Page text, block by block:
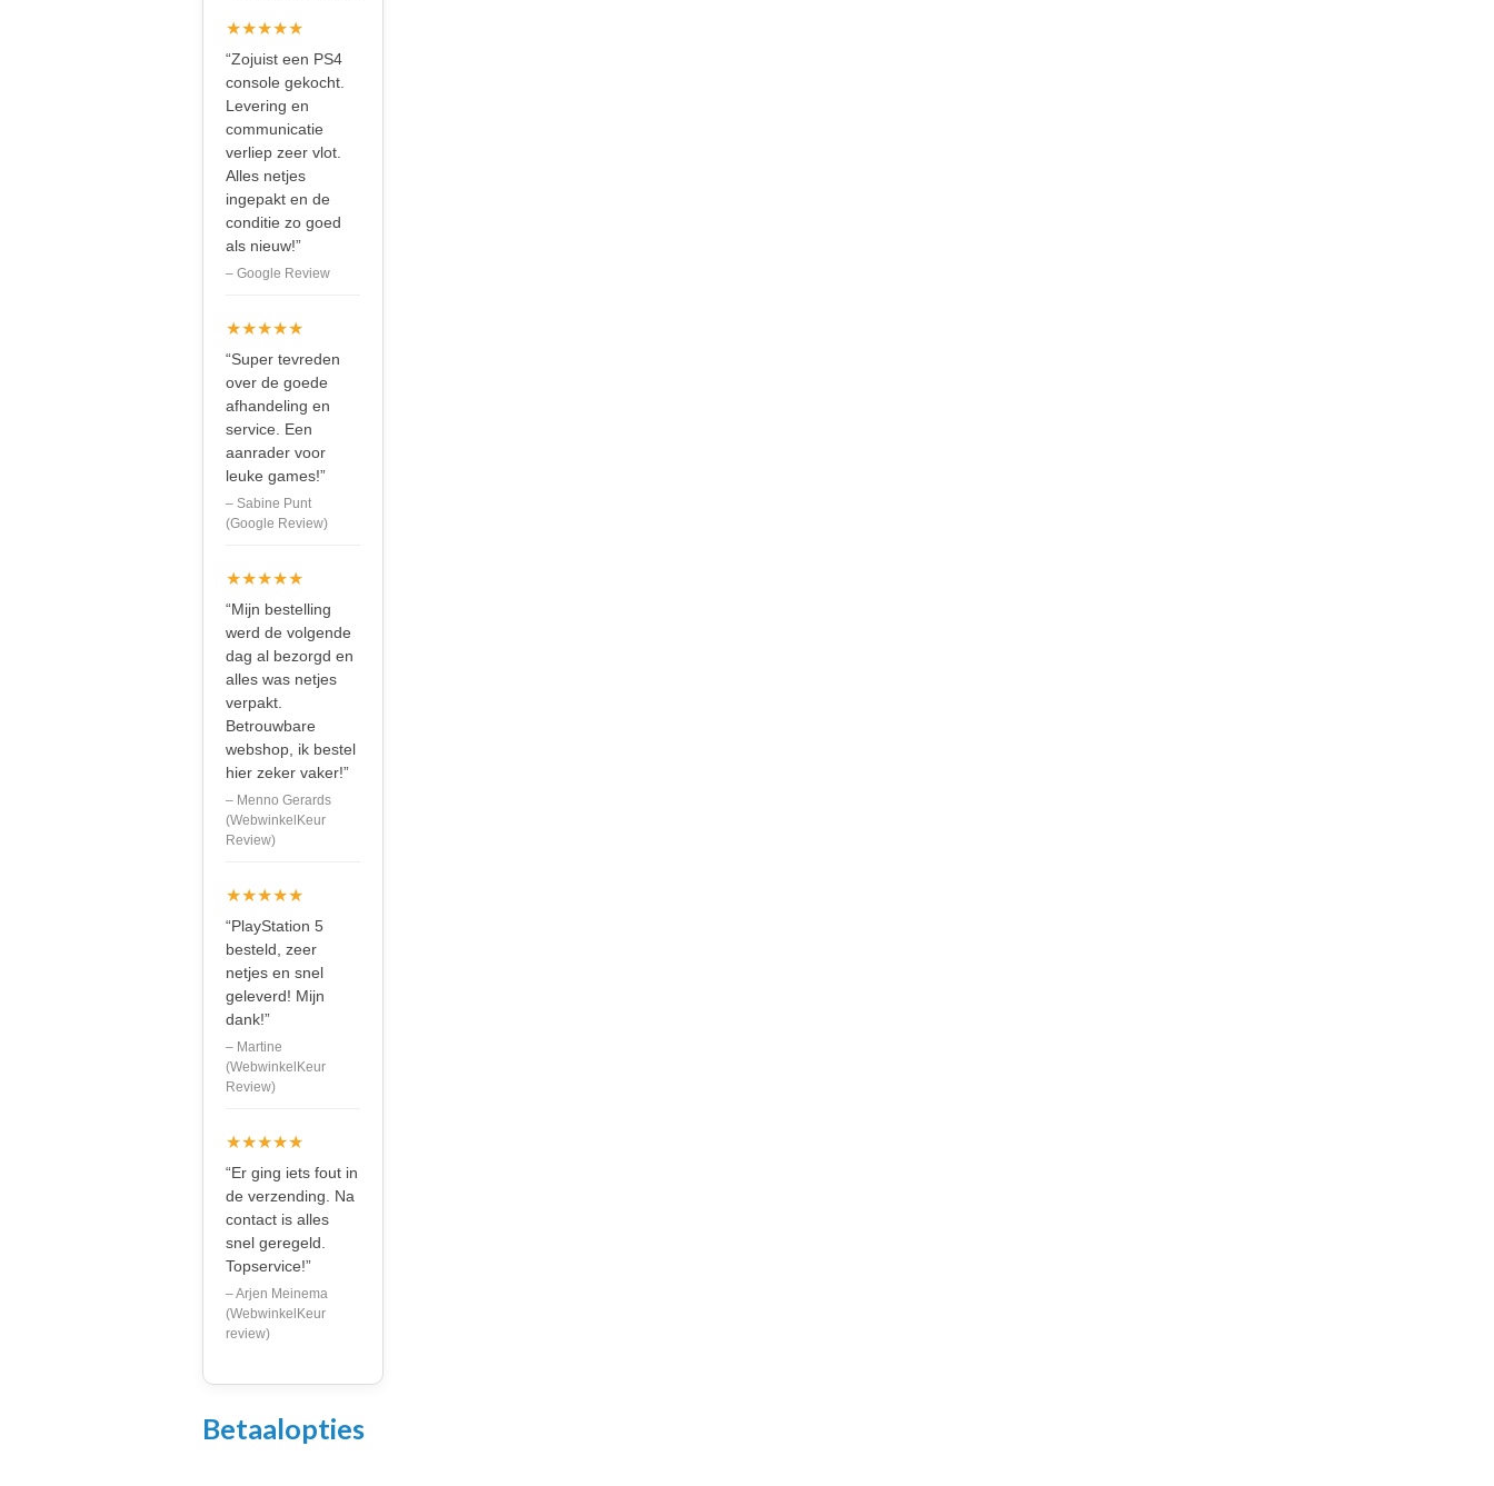
★★★★★
“Zojuist een PS4
console gekocht.
Levering en
communicatie
verliep zeer vlot.
Alles netjes
ingepakt en de
conditie zo goed
als nieuw!”
– Google Review
★★★★★
“Super tevreden
over de goede
afhandeling en
service. Een
aanrader voor
leuke games!”
– Sabine Punt
(Google Review)
★★★★★
“Mijn bestelling
werd de volgende
dag al bezorgd en
alles was netjes
verpakt.
Betrouwbare
webshop, ik bestel
hier zeker vaker!”
– Menno Gerards
(WebwinkelKeur
Review)
★★★★★
“PlayStation 5
besteld, zeer
netjes en snel
geleverd! Mijn
dank!”
– Martine
(WebwinkelKeur
Review)
★★★★★
“Er ging iets fout in
de verzending. Na
contact is alles
snel geregeld.
Topservice!”
– Arjen Meinema
(WebwinkelKeur
review)
Betaalopties